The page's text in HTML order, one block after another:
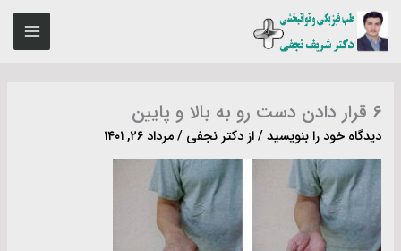
پرش
۶ قرار دادن دست رو به بالا و پایین
دیدگاه‌ خود را بنویسید/ ازدکتر نجفی/مرداد ۲۶, ۱۴۰۱